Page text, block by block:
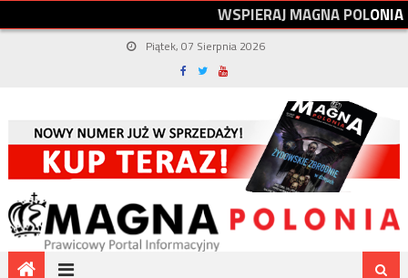
WSPIERAJMAGNAPOLONIA
Piątek, 07 Sierpnia 2026